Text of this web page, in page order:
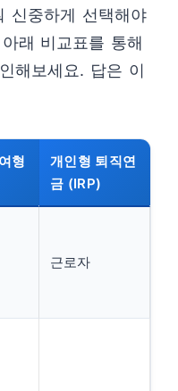
신중하게 선택해야
래 비교표를 통해
해보세요. 답은 이
형
개인형 퇴직연
금 (IRP)
근로자